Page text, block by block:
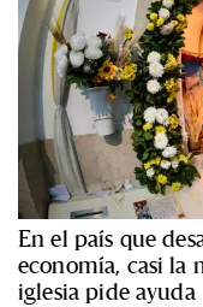
En el país que
economía, casi la
iglesia pide ayuda